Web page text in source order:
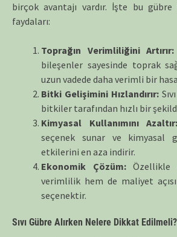
birçok avantajı vardır. İşte bu
faydaları:
Toprağın Verimliliğini Artırır:
bileşenler sayesinde toprak
uzun vadede daha verimli bir
Bitki Gelişimini Hızlandırır:
bitkiler tarafından hızlı bir
Kimyasal Kullanımını Azaltır:
seçenek sunar ve kimyasal
etkilerini en aza indirir.
Ekonomik Çözüm:Özellikle
verimlilik hem de maliyet
seçenektir.
Sıvı Gübre Alırken Nelere Dikkat Edilmeli?